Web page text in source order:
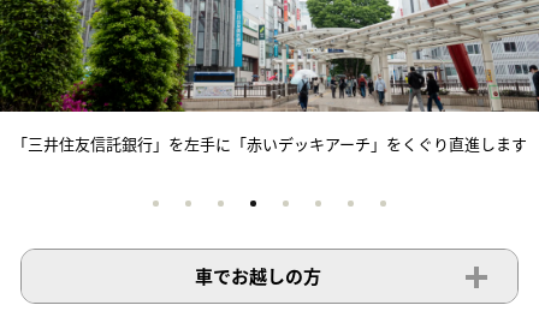
「三井住友信託銀行」を左手に「赤いデッキアーチ」をくぐり直進します
車でお越しの方